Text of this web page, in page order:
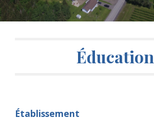
Éducation
Établissement